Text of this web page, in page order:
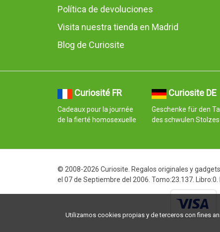
Política de devoluciones
Visita nuestra tienda en Madrid
Blog de Curiosite
Curiosité FR
Cadeaux pour la journée
de la fierté homosexuelle
Curiosite DE
Geschenke für den
des schwulen Stolzes
© 2008-2026 Curiosite. Regalos originales y
el 07 de Septiembre del 2006. Tomo:23.137.
Utilizamos cookies propias y de terceros con fines